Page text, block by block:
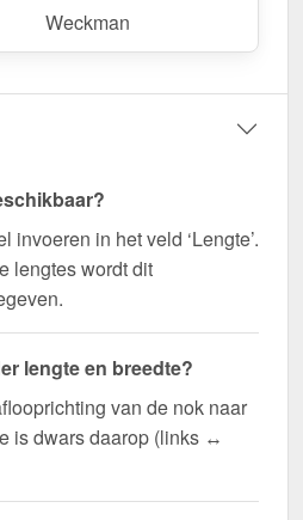
Weckman
invoeren in het veld ‘Lengte’.
lengtes wordt dit
lengte en breedte?
van de nok naar
is dwars daarop (links ↔